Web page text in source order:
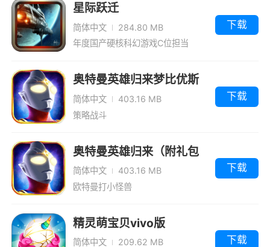
1、微壳跑胡子，玩法丰富，变化多样，刺激
爆棚，一局暴富等着您！微壳跑胡子采用湖南常
德地区全名堂规则，红，黑，对对，18大，18小
各种番数名堂，非常经典。还有独特玩家撮合机
制，万人老乡在线，随时不缺人的极速游戏
2、微壳跑胡子是简单精美的游戏画面，多
内容。享受不会棋牌的游戏，原汁原味的棋牌游
戏内容，享受精美的游戏画面。还有丰富的好礼
等着你来领取，如果你也想玩的话
3、微壳跑胡子玩法比较特别，微壳跑胡子
常见于湖南地带，微壳跑胡子特别大方每天发放
星际跃迁
简体中文
284.80 MB
年度国产硬核科幻游戏C位担当
下载
奥特曼英雄归来梦比优斯
服
简体中文
403.16 MB
策略战斗
下载
奥特曼英雄归来（附礼包
码2023）
简体中文
403.16 MB
欧特曼打小怪兽
下载
精灵萌宝贝vivo版
简体中文 209.62 MB 下载